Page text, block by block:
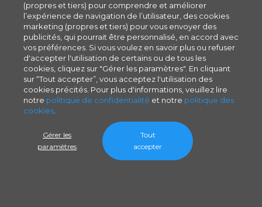
(propres et tiers) pour comprendre et améliorer
l’expérience de navigation de l’utilisateur, des cookies
marketing (propres et tiers) pour vous envoyer des
publicités, qui pourrait être personnalisé, en accord avec
vos préférences. Si vous voulez en savoir plus ou refuser
d'accepter l'utilisation de certains ou de tous les
cookies, cliquez sur "Gérer les paramètres". En cliquant
sur “Tout accepter”, vous acceptez l'utilisation des
cookies précités. Pour plus d'informations, veuillez lire
notre politique de confidentialité et notre politique des
cookies
Gérer les
paramètres
Tout
accepter